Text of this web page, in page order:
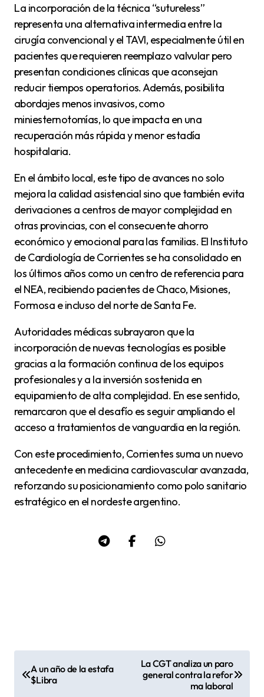
La incorporación de la técnica “sutureless”
representa una alternativa intermedia entre la
cirugía convencional y el TAVI, especialmente útil en
pacientes que requieren reemplazo valvular pero
presentan condiciones clínicas que aconsejan
reducir tiempos operatorios. Además, posibilita
abordajes menos invasivos, como
miniesternotomías, lo que impacta en una
recuperación más rápida y menor estadía
hospitalaria.
En el ámbito local, este tipo de avances no solo
mejora la calidad asistencial sino que también evita
derivaciones a centros de mayor complejidad en
otras provincias, con el consecuente ahorro
económico y emocional para las familias. El Instituto
de Cardiología de Corrientes se ha consolidado en
los últimos años como un centro de referencia para
el NEA, recibiendo pacientes de Chaco, Misiones,
Formosa e incluso del norte de Santa Fe.
Autoridades médicas subrayaron que la
incorporación de nuevas tecnologías es posible
gracias a la formación continua de los equipos
profesionales y a la inversión sostenida en
equipamiento de alta complejidad. En ese sentido,
remarcaron que el desafío es seguir ampliando el
acceso a tratamientos de vanguardia en la región.
Con este procedimiento, Corrientes suma un nuevo
antecedente en medicina cardiovascular avanzada,
reforzando su posicionamiento como polo sanitario
estratégico en el nordeste argentino.
N
A un año de la estafa
$Libra
La CGT analiza un paro
general contra la refor
ma laboral